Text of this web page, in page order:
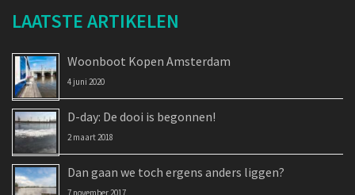
LAATSTE ARTIKELEN
Woonboot Kopen Amsterdam
4 juni 2020
D-day: De dooi is begonnen!
2 maart 2018
Dan gaan we toch ergens anders liggen?
7 november 2017